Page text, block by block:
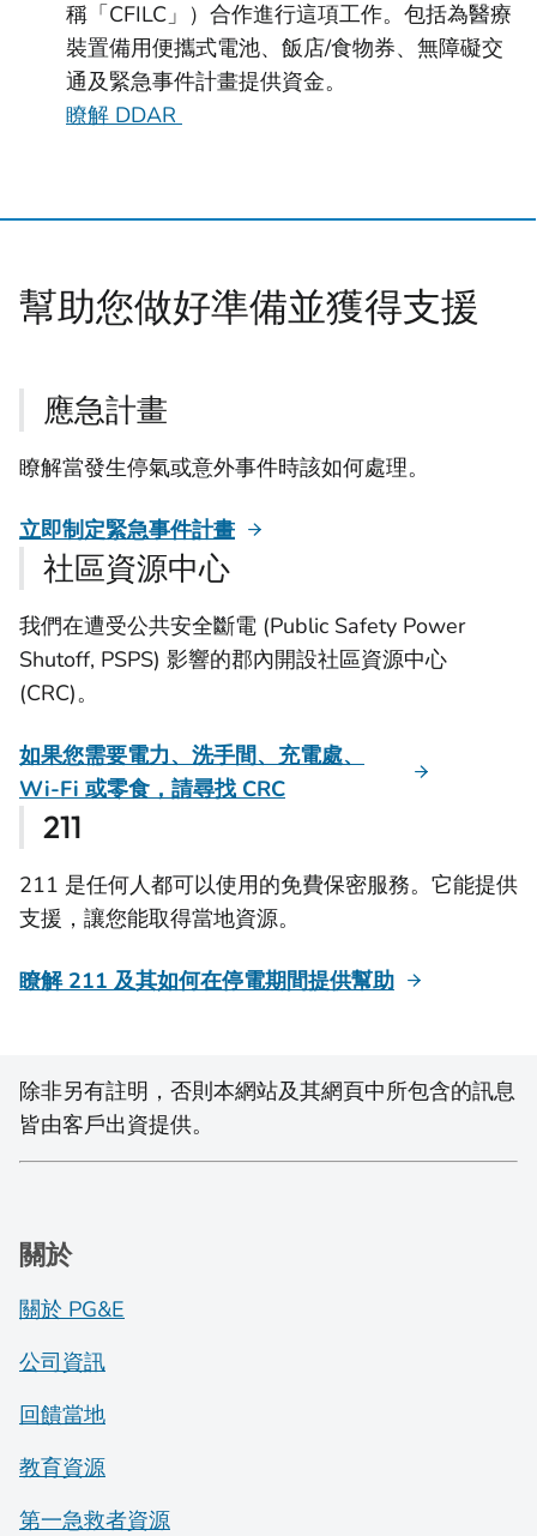
稱「CFILC」）合作進行這項工作。包括為醫療
裝置備用便攜式電池、飯店/食物券、無障礙交
通及緊急事件計畫提供資金。
瞭解 DDAR
幫助您做好準備並獲得支援
應急計畫
瞭解當發生停氣或意外事件時該如何處理。
立即制定緊急事件計畫
社區資源中心
我們在遭受公共安全斷電 (Public Safety Power
Shutoff, PSPS) 影響的郡內開設社區資源中心
(CRC)。
如果您需要電力、洗手間、充電處、
Wi-Fi 或零食，請尋找 CRC
211
211 是任何人都可以使用的免費保密服務。它能提供
支援，讓您能取得當地資源。
瞭解 211 及其如何在停電期間提供幫助
除非另有註明，否則本網站及其網頁中所包含的訊息
皆由客戶出資提供。
關於
關於 PG&E
公司資訊
回饋當地
教育資源
第一急救者資源